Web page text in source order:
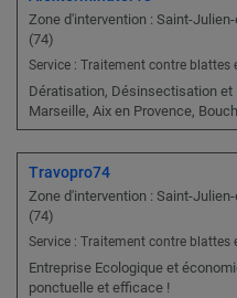
Zone d'intervention : Saint-
(74)
Service : Traitement contre blattes
Dératisation, Désinsectisation
Marseille, Aix en Provence,
Travopro74
Zone d'intervention : Saint-
(74)
Service : Traitement contre blattes
Entreprise Ecologique et
ponctuelle et efficace !